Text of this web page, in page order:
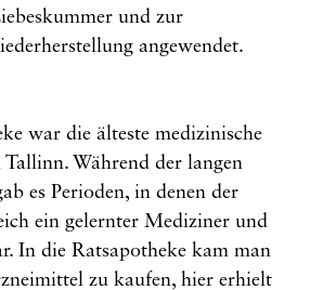
und zur
angewendet.
war die älteste medizinische
Während der langen
es Perioden, in denen der
ein gelernter Mediziner und
In die Ratsapotheke kam man
zu kaufen, hier erhielt